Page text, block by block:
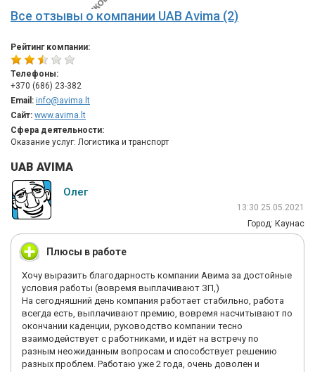
Все отзывы о компании UAB Avima (2)
Рейтинг компании:
Телефоны:
+370 (686) 23-382
Email: info@avima.lt
Сайт: www.avima.lt
Сфера деятельности:
Оказание услуг: Логистика и транспорт
UAB AVIMA
Олег
13:30 25.05.2021
Город: Каунас
Плюсы в работе
Хочу выразить благодарность компании Авима за достойные
условия работы (вовремя выплачивают ЗП,)
На сегодняшний день компания работает стабильно, работа
всегда есть, выплачивают премию, вовремя насчитывают по
окончании каденции, руководство компании тесно
взаимодействует с работниками, и идёт на встречу по
разным неожиданным вопросам и способствует решению
разных проблем. Работаю уже 2 года, очень доволен и